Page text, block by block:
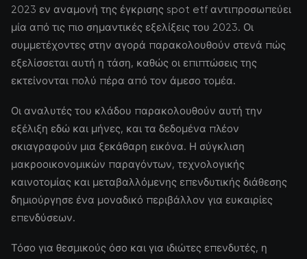
2023 εν αναμονή της έγκρισης spot etf αντιπροσωπεύει
μία από τις πιο σημαντικές εξελίξεις του 2023. Οι
συμμετέχοντες στην αγορά παρακολουθούν στενά πώς
εξελίσσεται αυτή η τάση, καθώς οι επιπτώσεις της
εκτείνονται πολύ πέρα από τον άμεσο τομέα.
Οι αναλυτές του κλάδου παρακολουθούν αυτή την
εξέλιξη εδώ και μήνες, και τα δεδομένα πλέον
σκιαγραφούν μια ξεκάθαρη εικόνα. Η σύγκλιση
μακροοικονομικών παραγόντων, τεχνολογικής
καινοτομίας και μεταβαλλόμενης επενδυτικής διάθεσης
δημιούργησε ένα μοναδικό περιβάλλον για ευκαιρίες
επενδύσεων.
Τόσο για θεσμικούς όσο και για ιδιώτες επενδυτές, η